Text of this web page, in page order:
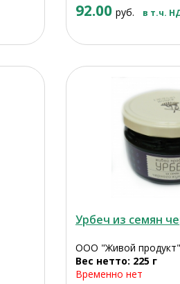
92.00 руб. в т.ч.
Урбеч из семян
ООО "Живой
Вес нетто: 225 г
Временно нет